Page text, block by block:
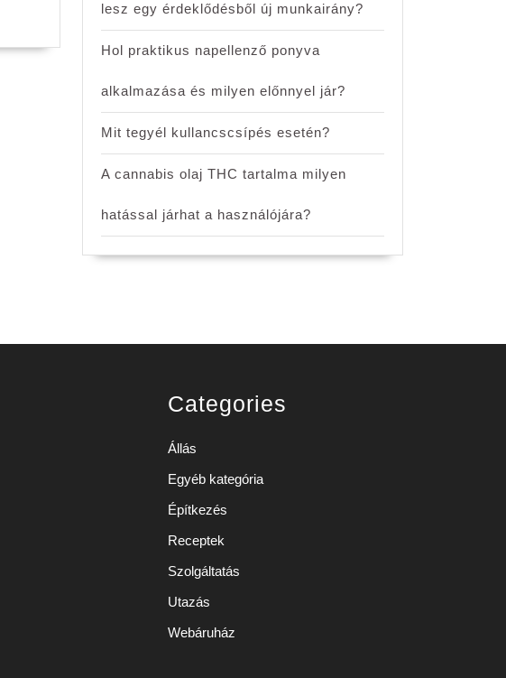
lesz egy érdeklődésből új munkairány?
Hol praktikus napellenző ponyva
alkalmazása és milyen előnnyel jár?
Mit tegyél kullancscsípés esetén?
A cannabis olaj THC tartalma milyen
hatással járhat a használójára?
Categories
Állás
Egyéb kategória
Építkezés
Receptek
Szolgáltatás
Utazás
Webáruház